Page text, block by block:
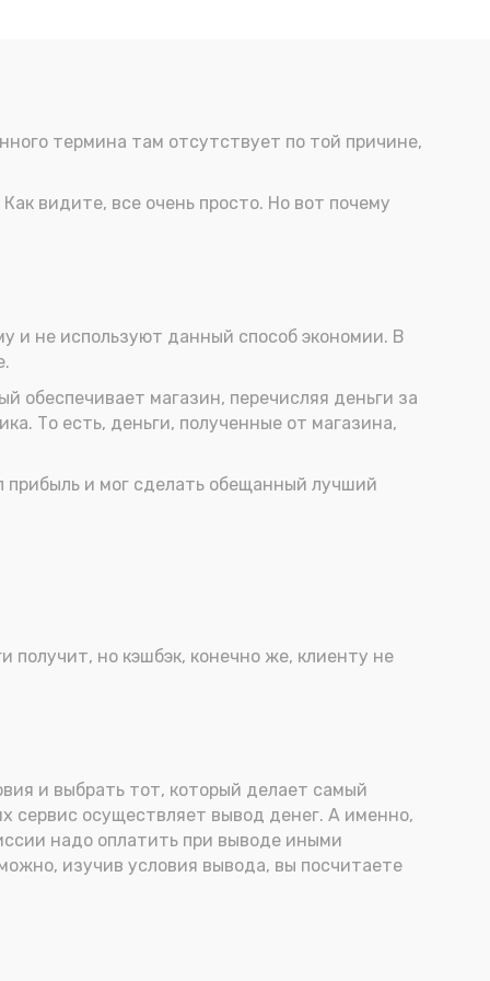
термина там отсутствует по той причине,
видите, все очень просто. Но вот почему
и не используют данный способ экономии. В
обеспечивает магазин, перечисляя деньги за
То есть, деньги, полученные от магазина,
прибыль и мог сделать обещанный лучший
получит, но кэшбэк, конечно же, клиенту не
и выбрать тот, который делает самый
сервис осуществляет вывод денег. А именно,
надо оплатить при выводе иными
изучив условия вывода, вы посчитаете